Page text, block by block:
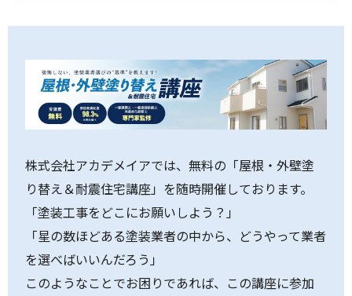
株式会社アカデメイアでは、無料の「屋根・外壁塗
り替え＆耐震住宅講座」を随時開催しております。
「塗装工事をどこにお願いしよう？」
「星の数ほどある塗装業者の中から、どうやって業者
を選べばいいんだろう」
このようなことでお困りであれば、この講座に参加